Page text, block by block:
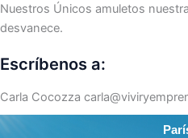
Nuestros Únicos amuletos
desvanece.
Escríbenos a:
Carla Cocozza